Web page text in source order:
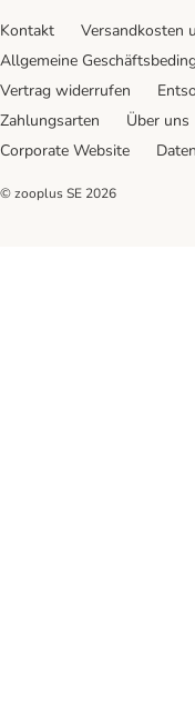
Kontakt Versandkosten
Allgemeine
Vertrag widerrufen
Zahlungsarten
Über uns
Corporate Website
© zooplus SE 2026